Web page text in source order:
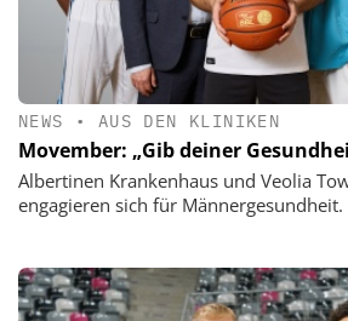
NEWS • AUS DEN KLINIKEN
Movember: „Gib deiner
Albertinen Krankenhaus und Veolia
engagieren sich für Männergesundheit.